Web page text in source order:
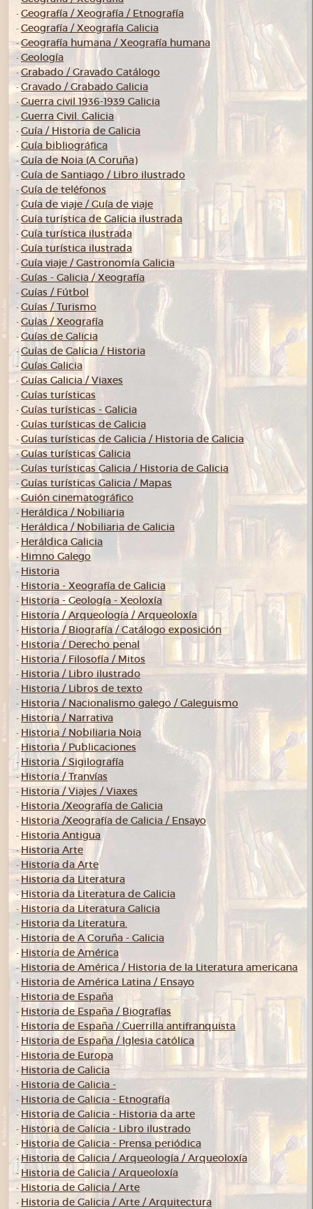
- Geografía / Xeografía / Etnografía
- Geografía / Xeografía Galicia
-Geografía humana / Xeografía humana
- Geología
- Grabado / Gravado Catálogo
-Gravado / Grabado Galicia
-Guerra civil 1936-1939 Galicia
- Guerra Civil. Galicia
- Guía / Historia de Galicia
- Guía bibliográfica
- Guía de Noia (A Coruña)
- Guía de Santiago / Libro ilustrado
- Guía de teléfonos
- Guía de viaje / Guía de viaje
- Guía turística de Galicia ilustrada
- Guía turística ilustrada
- Guía turística ilustrada
- Guía viaje / Gastronomía Galicia
- Guías - Galicia / Xeografía
- Guías / Fútbol
- Guías / Turismo
- Guías / Xeografía
-Guías de Galicia
- Guías de Galicia / Historia
- Guías Galicia
- Guías Galicia / Viaxes
- Guías turísticas
- Guías turísticas - Galicia
- Guías turísticas de Galicia
- Guías turísticas de Galicia / Historia de Galicia
-Guías turísticas Galicia
-Guías turísticas Galicia / Historia de Galicia
- Guías turísticas Galicia / Mapas
-Guión cinematográfico
- Heráldica / Nobiliaria
- Heráldica / Nobiliaria de Galicia
- Heráldica Galicia
- Himno Galego
- Historia
- Historia - Xeografía de Galicia
- Historia - Geología - Xeoloxía
- Historia / Arqueología / Arqueoloxía
- Historia / Biografía / Catálogo exposición
- Historia / Derecho penal
- Historia / Filosofía / Mitos
- Historia / Libro ilustrado
- Historia / Libros de texto
- Historia / Nacionalismo galego / Galeguismo
- Historia / Narrativa
- Historia / Nobiliaria Noia
- Historia / Publicaciones
- Historia / Sigilografía
-Historia / Tranvías
- Historia / Viajes / Viaxes
- Historia /Xeografía de Galicia
- Historia /Xeografía de Galicia / Ensayo
- Historia Antigua
-Historia Arte
- Historia da Arte
-Historia da Literatura
-Historia da Literatura de Galicia
- Historia da Literatura Galicia
- Historia da Literatura.
- Historia de A Coruña - Galicia
- Historia de América
- Historia de América / Historia de la Literatura americana
- Historia de América Latina / Ensayo
- Historia de España
- Historia de España / Biografías
- Historia de España / Guerrilla antifranquista
- Historia de España / Iglesia católica
- Historia de Europa
- Historia de Galicia
- Historia de Galicia -
- Historia de Galicia - Etnografía
- Historia de Galicia - Historia da arte
- Historia de Galicia - Libro ilustrado
- Historia de Galicia - Prensa periódica
- Historia de Galicia / Arqueología / Arqueoloxía
- Historia de Galicia / Arqueoloxía
- Historia de Galicia / Arte
- Historia de Galicia / Arte / Arquitectura